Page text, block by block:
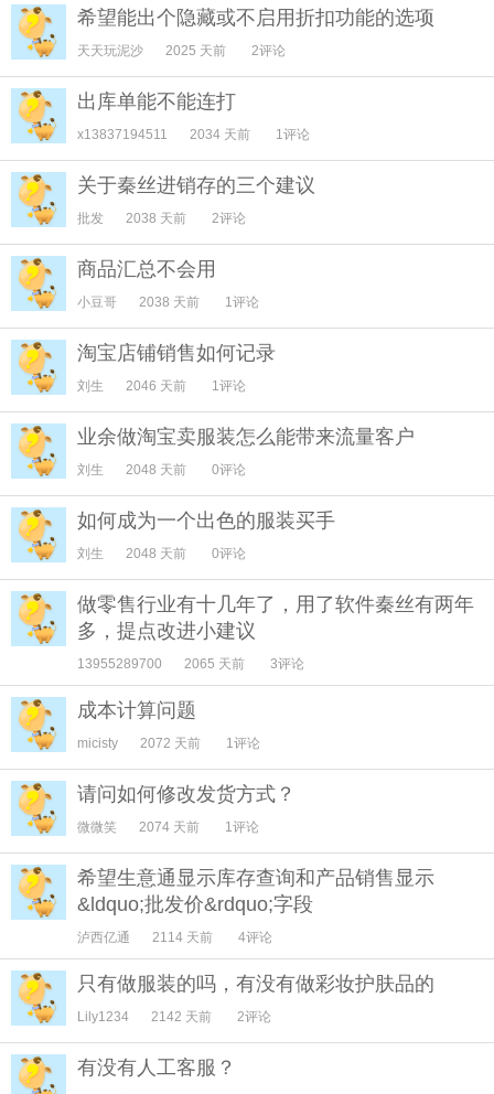
希望能出个隐藏或不启用折扣功能的选项
天天玩泥沙 2025 天前 2评论
出库单能不能连打
x13837194511 2034 天前 1评论
关于秦丝进销存的三个建议
批发 2038 天前 2评论
商品汇总不会用
小豆哥 2038 天前 1评论
淘宝店铺销售如何记录
刘生 2046 天前 1评论
业余做淘宝卖服装怎么能带来流量客户
刘生 2048 天前 0评论
如何成为一个出色的服装买手
刘生 2048 天前 0评论
做零售行业有十几年了，用了软件秦丝有两年
多，提点改进小建议
13955289700 2065 天前 3评论
成本计算问题
micisty 2072 天前 1评论
请问如何修改发货方式？
微微笑 2074 天前 1评论
希望生意通显示库存查询和产品销售显示
&ldquo;批发价&rdquo;字段
泸西亿通 2114 天前 4评论
只有做服装的吗，有没有做彩妆护肤品的
Lily1234 2142 天前 2评论
有没有人工客服？